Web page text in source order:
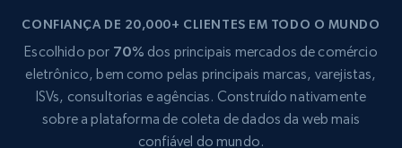
CONFIANÇA DE 20,000+ CLIENTES EM TODO O MUNDO
Escolhido por 70% dos principais mercados de comércio
eletrônico, bem como pelas principais marcas, varejistas,
ISVs, consultorias e agências. Construído nativamente
sobre a plataforma de coleta de dados da web mais
confiável do mundo.